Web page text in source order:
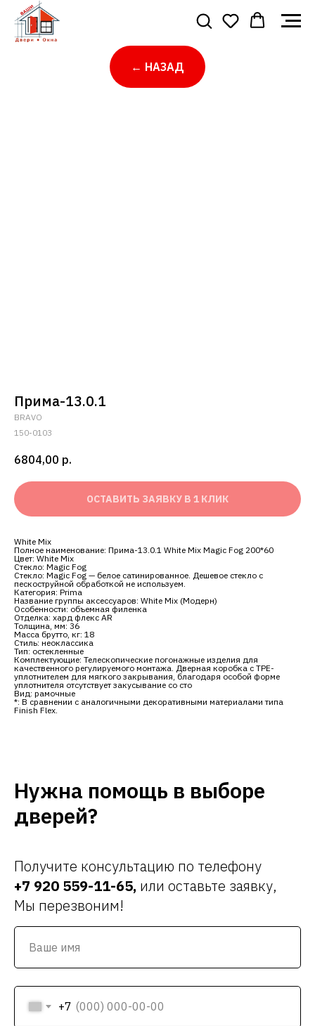
← НАЗАД
Прима-13.0.1
BRAVO
150-0103
6804,00 р.
ОСТАВИТЬ ЗАЯВКУ В 1 КЛИК
White Mix
Полное наименование: Прима-13.0.1 White Mix Magic Fog 200*60
Цвет: White Mix
Стекло: Magic Fog
Стекло: Magic Fog — белое сатинированное. Дешевое стекло с
пескоструйной обработкой не используем.
Категория: Prima
Название группы аксессуаров: White Mix (Модерн)
Особенности: объемная филенка
Отделка: хард флекс AR
Толщина, мм: 36
Масса брутто, кг: 18
Стиль: неоклассика
Тип: остекленные
Комплектующие: Телескопические погонажные изделия для
качественного регулируемого монтажа. Дверная коробка с TPE-
уплотнителем для мягкого закрывания, благодаря особой форме
уплотнителя отсутствует закусывание со сто
Вид: рамочные
*: В сравнении с аналогичными декоративными материалами типа
Finish Flex.
Нужна помощь в выборе
дверей?
Получите консультацию по телефону
+7 920 559-11-65, или оставьте заявку,
Мы перезвоним!
+7